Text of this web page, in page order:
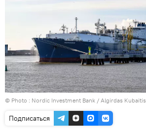
© Photo : Nordic Investment Bank / Algirdas Kubaitis
Подписаться